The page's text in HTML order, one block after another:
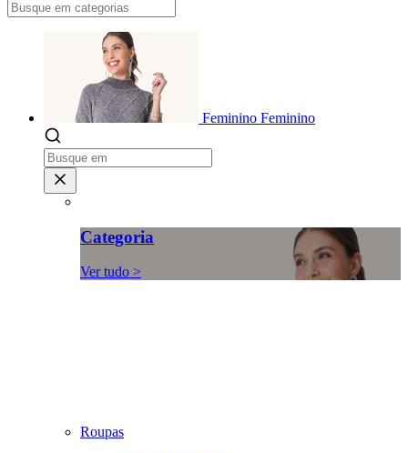
Feminino Feminino
Categoria
Ver tudo >
Roupas